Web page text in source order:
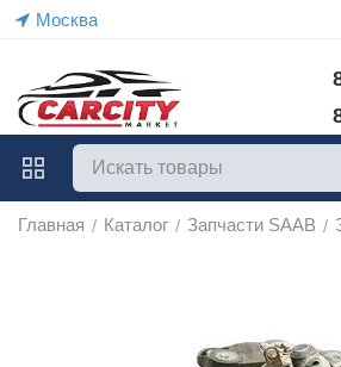
Москва
Главная / Каталог / Запчасти SAAB /